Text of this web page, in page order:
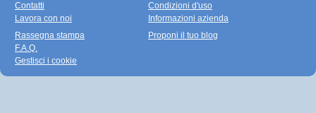
Contatti
Lavora con noi
Condizioni d'uso
Informazioni azienda
Rassegna stampa
F.A.Q.
Gestisci i cookie
Proponi il tuo blog